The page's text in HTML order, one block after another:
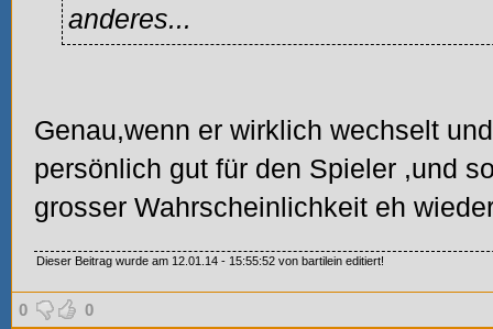
anderes...
Genau,wenn er wirklich wechselt
persönlich gut für den Spieler ,und
grosser Wahrscheinlichkeit eh
Dieser Beitrag wurde am 12.01.14 - 15:55:52 von bartilein editiert!
0 0